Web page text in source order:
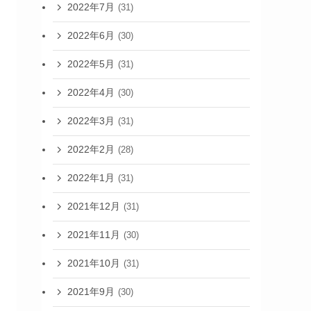
2022年7月 (31)
2022年6月 (30)
2022年5月 (31)
2022年4月 (30)
2022年3月 (31)
2022年2月 (28)
2022年1月 (31)
2021年12月 (31)
2021年11月 (30)
2021年10月 (31)
2021年9月 (30)